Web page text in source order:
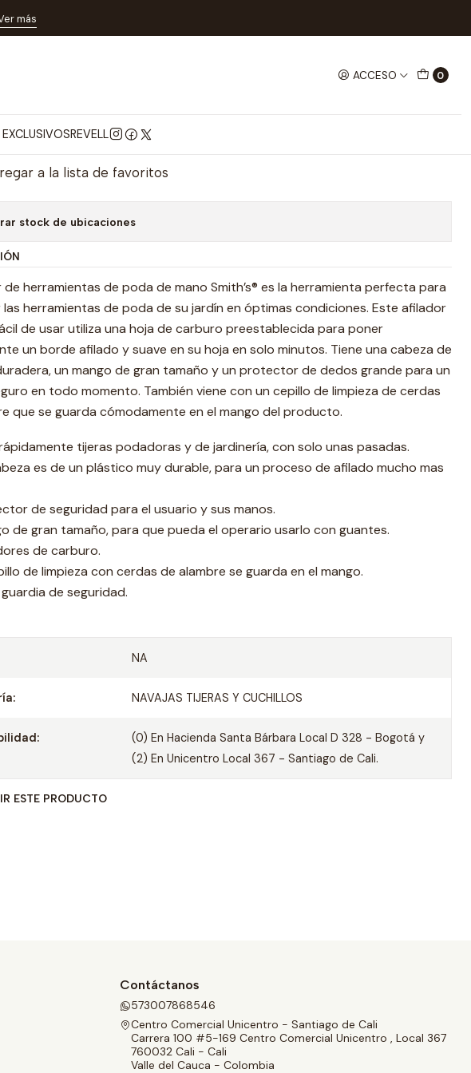
ACCESO 0
REVELL
más
TIJERAS Y CUCHILLOS
Tijera De Jardineria
Comprar ahora
a la lista de favoritos
stock de ubicaciones
de herramientas de poda de mano Smith’s® es la herramienta perfecta para
herramientas de poda de su jardín en óptimas condiciones. Este afilador
de usar utiliza una hoja de carburo preestablecida para poner
un borde afilado y suave en su hoja en solo minutos. Tiene una cabeza de
un mango de gran tamaño y un protector de dedos grande para un
en todo momento. También viene con un cepillo de limpieza de cerdas
que se guarda cómodamente en el mango del producto.
tijeras podadoras y de jardinería, con solo unas pasadas.
es de un plástico muy durable, para un proceso de afilado mucho mas
de seguridad para el usuario y sus manos.
de gran tamaño, para que pueda el operario usarlo con guantes.
de carburo.
de limpieza con cerdas de alambre se guarda en el mango.
de seguridad.
NA
NAVAJAS TIJERAS Y CUCHILLOS
(0) En Hacienda Santa Bárbara Local D 328 - Bogotá y
(2) En Unicentro Local 367 - Santiago de Cali.
ESTE PRODUCTO
Contáctanos
573007868546
Centro Comercial Unicentro - Santiago de Cali
Carrera 100 #5-169 Centro Comercial Unicentro , Local 367
760032 Cali - Cali
Valle del Cauca - Colombia